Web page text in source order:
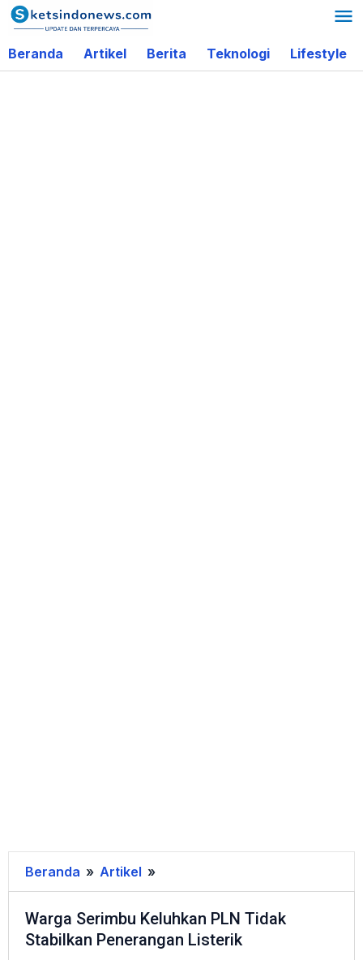
Lewati
ke
konten
Beranda Artikel Berita Teknologi Lifestyle
Beranda » Artikel »
Serimbu
Keluhkan
PLN
Warga Serimbu Keluhkan PLN Tidak
Stabilkan Penerangan Listerik